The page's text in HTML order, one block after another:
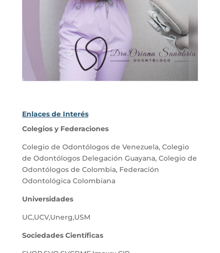
Enlaces de Interés
Colegios y Federaciones
Colegio de Odontólogos de Venezuela, Colegio
de Odontólogos Delegación Guayana, Colegio de
Odontólogos de Colombia, Federación
Odontológica Colombiana
Universidades
UC,UCV,Unerg,USM
Sociedades Científicas